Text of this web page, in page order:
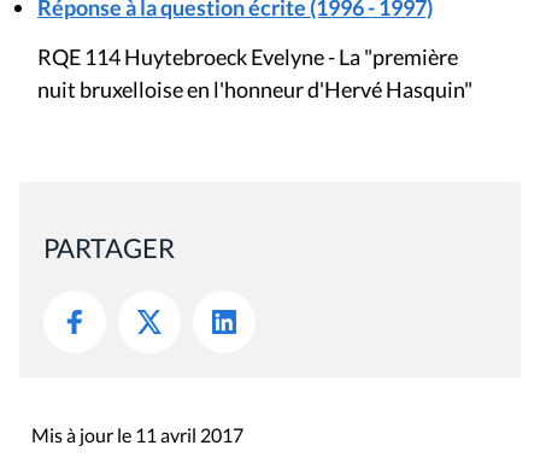
Réponse à la question écrite (1996 - 1997)
RQE 114 Huytebroeck Evelyne - La "première
nuit bruxelloise en l'honneur d'Hervé Hasquin"
PARTAGER
Mis à jour le 11 avril 2017